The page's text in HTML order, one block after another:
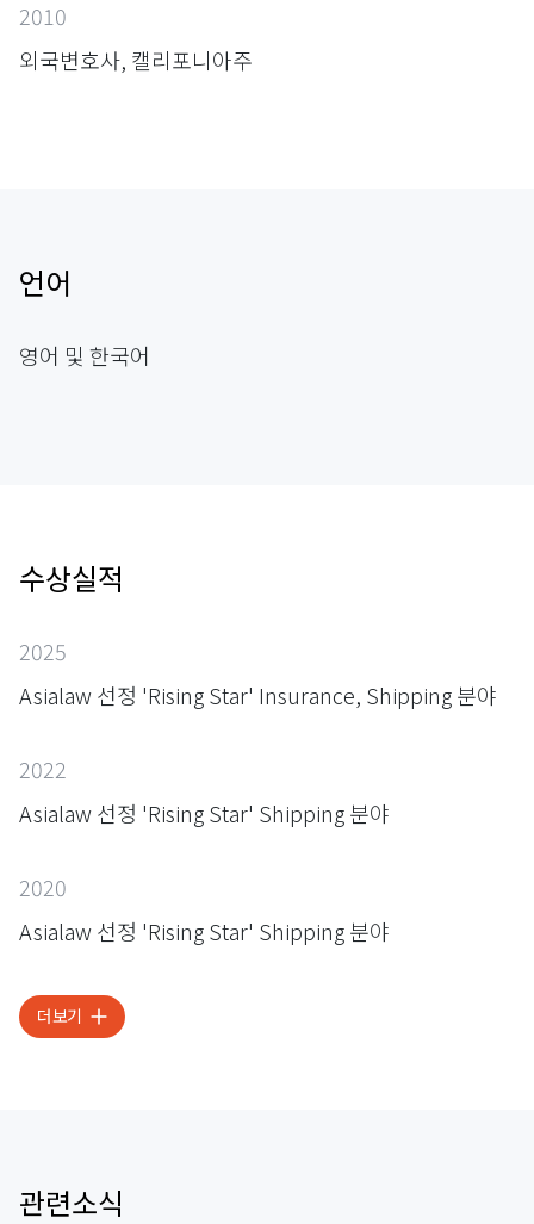
2010
외국변호사, 캘리포니아주
언어
영어 및 한국어
수상실적
2025
Asialaw 선정 'Rising Star' Insurance, Shipping 분야
2022
Asialaw 선정 'Rising Star' Shipping 분야
2020
Asialaw 선정 'Rising Star' Shipping 분야
더보기
관련소식